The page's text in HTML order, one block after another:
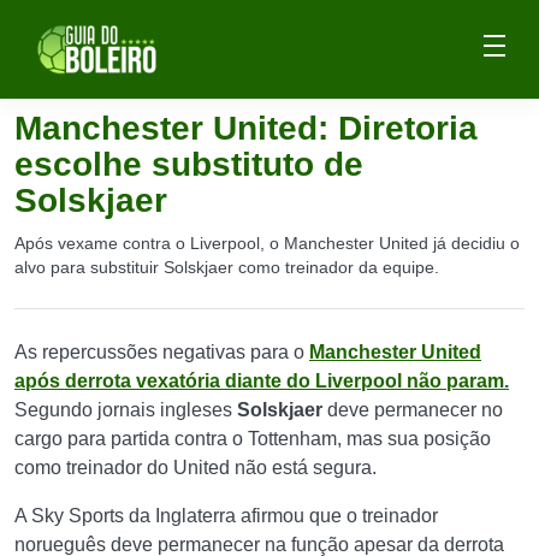
Manchester United: Diretoria
escolhe substituto de
Solskjaer
Após vexame contra o Liverpool, o Manchester United já decidiu o
alvo para substituir Solskjaer como treinador da equipe.
As repercussões negativas para o Manchester United
após derrota vexatória diante do Liverpool não param.
Segundo jornais ingleses Solskjaer deve permanecer no
cargo para partida contra o Tottenham, mas sua posição
como treinador do United não está segura.
A Sky Sports da Inglaterra afirmou que o treinador
norueguês deve permanecer na função apesar da derrota